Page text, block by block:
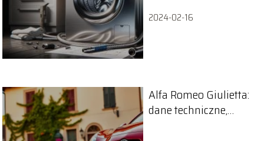
2024-02-16
Alfa Romeo Giulietta:
dane techniczne,